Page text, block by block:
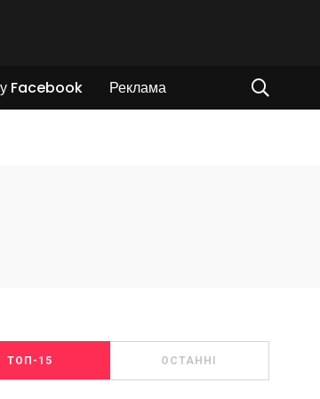
у Facebook Реклама
ТОП-15 ОСТАННІ